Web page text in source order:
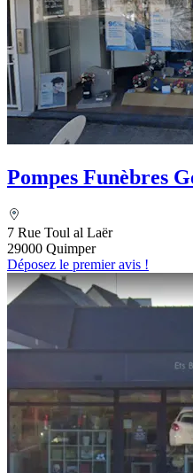
Pompes Funèbres
7 Rue Toul al Laër
29000 Quimper
Déposez le premier avis !